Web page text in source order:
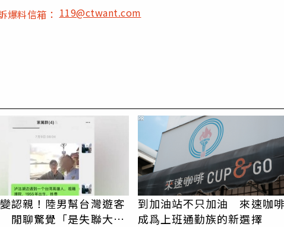
爆料信箱：119@ctwant.com
認親！陸男幫台灣遊客
閒聊驚覺「是失聯大
到加油站不只加油 來速咖
成爲上班通勤族的新選擇
PR